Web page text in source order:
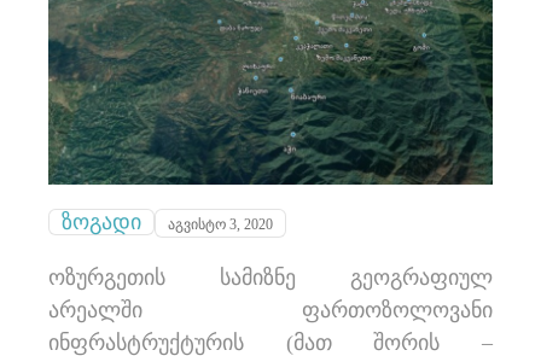
ზოგადი აგვისტო 3, 2020
ოზურგეთის სამიზნე გეოგრაფიულ
არეალში ფართოზოლოვანი
ინფრასტრუქტურის (მათ შორის –